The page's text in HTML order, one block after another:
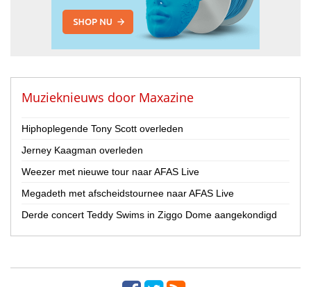
Muzieknieuws door Maxazine
Hiphoplegende Tony Scott overleden
Jerney Kaagman overleden
Weezer met nieuwe tour naar AFAS Live
Megadeth met afscheidstournee naar AFAS Live
Derde concert Teddy Swims in Ziggo Dome aangekondigd